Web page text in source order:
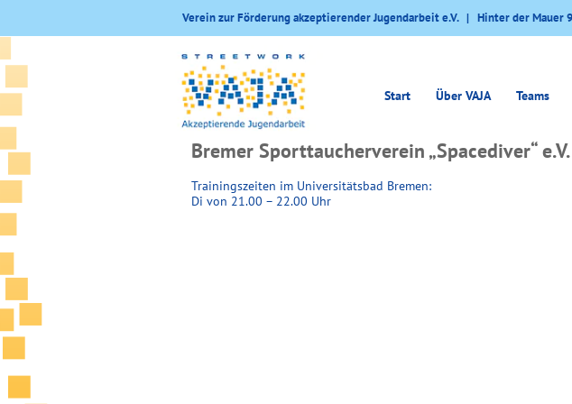
Verein zur Förderung akzeptierender Jugendarbeit e.V. | Hinter der
Start Über VAJA Teams
Bremer Sporttaucherverein „Spacediver“ e.V.
Trainingszeiten im Universitätsbad Bremen:
Di von 21.00 – 22.00 Uhr